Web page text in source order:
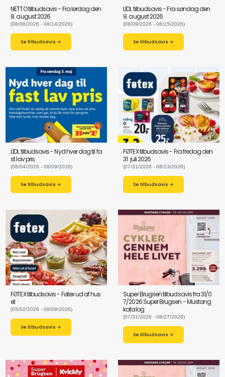
NETTO tilbudsavis - Fra lørdag den
8. august 2026
(08/08/2026 - 08/14/2026)
Se tilbudsavis →
LIDL tilbudsavis - Fra søndag den
9. august 2026
(08/09/2026 - 08/15/2026)
Se tilbudsavis →
LIDL tilbudsavis - Nyd hver dag til fa
st lav pris
(08/04/2026 - 08/09/2026)
Se tilbudsavis →
FØTEX tilbudsavis - Fra fredag den
31. juli 2026
(07/31/2026 - 08/13/2026)
Se tilbudsavis →
FØTEX tilbudsavis - Føtex ud af hus
et
(05/02/2026 - 08/09/2026)
Se tilbudsavis →
Super Brugsen tilbudsavis fra 31/0
7/2026 Super Brugsen - Mustang
katalog
(07/31/2026 - 08/27/2026)
Se tilbudsavis →